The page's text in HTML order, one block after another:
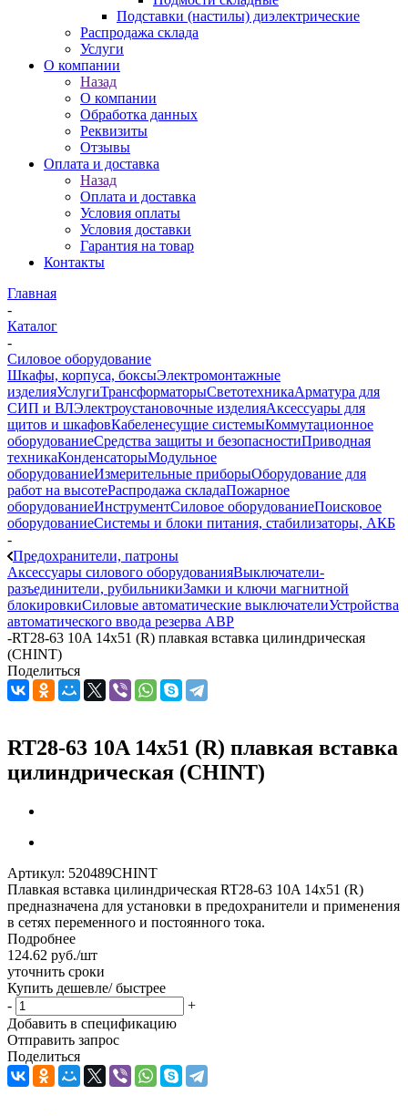
Подставки (настилы) диэлектрические
Распродажа склада
Услуги
О компании
Назад
О компании
Обработка данных
Реквизиты
Отзывы
Оплата и доставка
Назад
Оплата и доставка
Условия оплаты
Условия доставки
Гарантия на товар
Контакты
Главная
-
Каталог
-
Силовое оборудование
Шкафы, корпуса, боксыЭлектромонтажные
изделияУслугиТрансформаторыСветотехникаАрматура для
СИП и ВЛЭлектроустановочные изделияАксессуары для
щитов и шкафовКабеленесущие системыКоммутационное
оборудованиеСредства защиты и безопасностиПриводная
техникаКонденсаторыМодульное
оборудованиеИзмерительные приборыОборудование для
работ на высотеРаспродажа складаПожарное
оборудованиеИнструментСиловое оборудованиеПоисковое
оборудованиеСистемы и блоки питания, стабилизаторы, АКБ
-
Предохранители, патроны
Аксессуары силового оборудованияВыключатели-
разъединители, рубильникиЗамки и ключи магнитной
блокировкиСиловые автоматические выключателиУстройства
автоматического ввода резерва АВР
-RT28-63 10A 14х51 (R) плавкая вставка цилиндрическая
(CHINT)
Поделиться
RT28-63 10A 14х51 (R) плавкая вставка
цилиндрическая (CHINT)
Артикул: 520489CHINT
Плавкая вставка цилиндрическая RT28-63 10A 14х51 (R)
предназначена для установки в предохранители и применения
в сетях переменного и постоянного тока.
Подробнее
124.62 руб./шт
уточнить сроки
Купить дешевле/ быстрее
-
+
Добавить в спецификацию
Отправить запрос
Поделиться